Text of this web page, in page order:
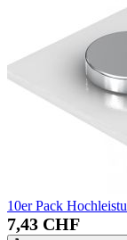
10er Pack
7,43 CHF